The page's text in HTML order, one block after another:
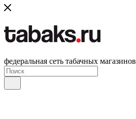
федеральная сеть табачных магазинов